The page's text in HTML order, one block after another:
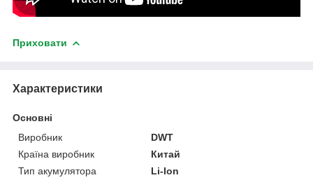
Приховати
Характеристики
Основні
Виробник
DWT
Країна виробник
Китай
Тип акумулятора
Li-Ion